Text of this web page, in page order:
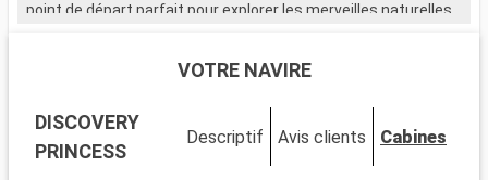
point de départ parfait pour explorer les merveilles naturelles
Que visiter à Vancouver ?
célèbre Stanley Park, un grand espace vert urbain, est connu
pour ses totems, ses sentiers en bord de mer et sa riche
faune. Découvrez Gastown, le quartier historique connu pour
VOTRE NAVIRE
DISCOVERY
PRINCESS
Descriptif Avis clients Cabines